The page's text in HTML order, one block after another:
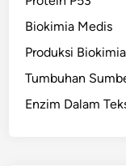
Biokimia Medis
Produksi
Tumbuhan
Enzim Dalam